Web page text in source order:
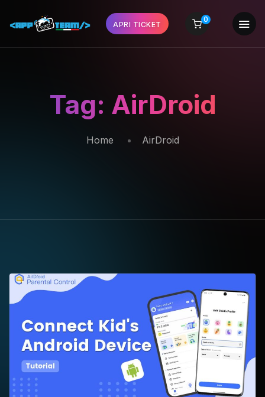
APRI TICKET
0
Tag: AirDroid
Home AirDroid